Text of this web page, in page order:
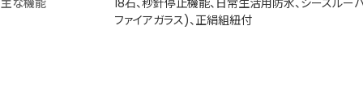
主な機能
18石、秒針停止機能、日常生活用防水、シースルー
ファイアガラス)、正絹組紐付